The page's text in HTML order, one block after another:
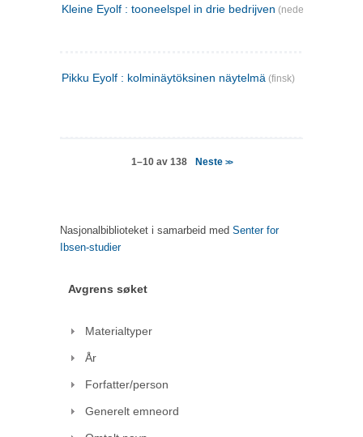
Kleine Eyolf : tooneelspel in drie bedrijven (nederlandsk)
Pikku Eyolf : kolminäytöksinen näytelmä (finsk)
1–10 av 138 Neste >>
Nasjonalbiblioteket i samarbeid med Senter for
Ibsen-studier
Avgrens søket
Materialtyper
År
Forfatter/person
Generelt emneord